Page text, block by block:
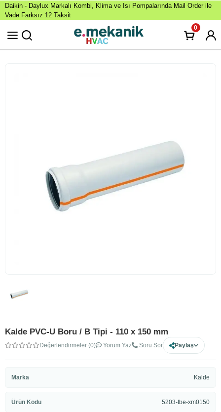
Daikin - Daylux Markalı Kombi, Klima ve Isı Pompalarında Mail Order ile
Vade Farksız 12 Taksit
0
Kalde PVC-U Boru / B Tipi - 110 x 150 mm
Değerlendirmeler (0) Yorum Yaz Soru Sor Paylaş
Marka Kalde
Ürün Kodu 5203-tbe-xm0150